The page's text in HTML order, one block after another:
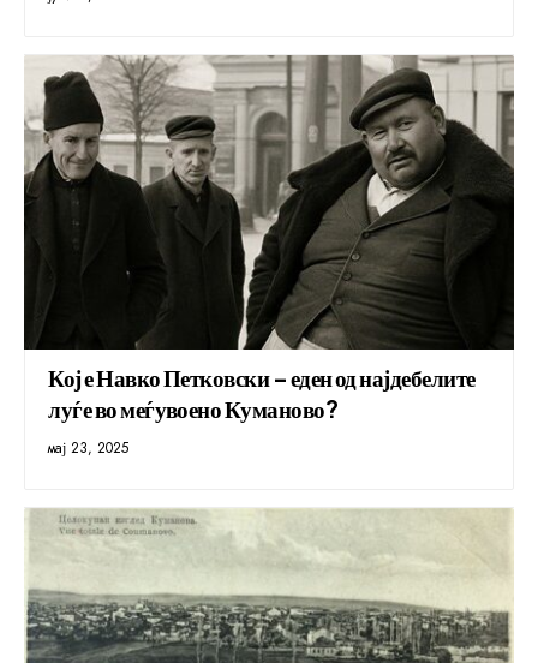
Кој е Навко Петковски – еден од најдебелите
луѓе во меѓувоено Куманово?
мај 23, 2025